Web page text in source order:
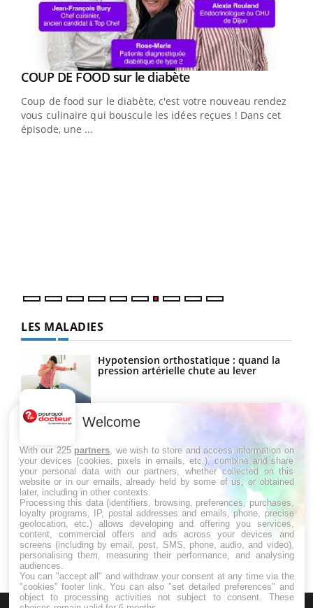
Youtube
COUP DE FOOD sur le diabèteYoutube
Coup de food sur le diabète, c'est votre nouveau rendez-
vous culinaire qui bouscule les idées reçues ! Dans cet
épisode, une ...
LES MALADIES
Hypotension orthostatique : quand la
pression artérielle chute au lever
Drépanocytose : une déformation des
Maladie de Charcot (Sclérose latérale
amyotrophique)
Welcome
With our 225 partners , we wish to store and access information on
your devices (cookies, pixels in emails, etc.), combine and share
your personal data with our partners, whether collected on this
website or in our emails, already held by some of us, or obtained
later, including in other contexts.
Processing this data (identifiers, browsing, preferences, purchases,
loyalty programs, IP, postal addresses and emails, phone, precise
geolocation, etc.) allows developing and offering you services,
content, commercial offers and ads across your devices and
screens (including by email, post, SMS, phone, audio, and video),
personalising them, measuring their performance, and analysing
audiences.
You can "accept all" and withdraw your consent at any time via the
"cookies" footer link . You can also "set detailed preferences" and
object to processing activities not subject to consent. These